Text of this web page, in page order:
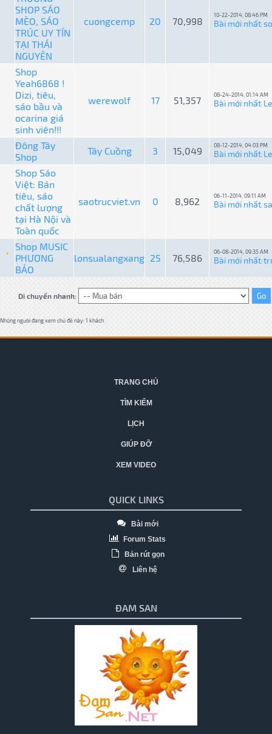
SHOP SÁO
MÈO, SÁO
TRÚC UY TÍN
TẠI THÁI
NGUYÊN
cuongcemp 20 70,998
10-22-2014, 08:46 PM
Bài mới nhất:
Shop
Yeah6868 !
Dizi, tiêu,
sáo bầu và
ocarina giá
sinh viên!!!
werewolf 17 51,357 08-24-2014, 01:14 AM
Bài mới nhất:
Đông Tây
Shop
Tây Cuồng 3 15,049 08-12-2014, 04:03 PM
Bài mới nhất:
Shop Sáo
Việt: Bán
tiêu, sáo
chất lượng
tại Hà Nội và
Toàn quốc
saotrucviet.vn 0 8,962 06-11-2014, 09:11 AM
Bài mới nhất:
Shop MUSIC
PHƯƠNG
BẢO
lonsualangxang 25 76,586
06-08-2014, 09:35 AM
Bài mới nhất:
Di chuyển nhanh:
Những người đang xem chủ đề này: 1 khách
TRANG CHỦ
TÌM KIẾM
LỊCH
GIÚP ĐỠ
XEM VIDEO
QUICK LINKS
Bài mới
Forum Stats
Bản rút gọn
Liên hệ
ĐAM SAN